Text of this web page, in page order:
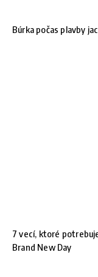
Búrka počas plavby
7 vecí, ktoré
Brand New Day